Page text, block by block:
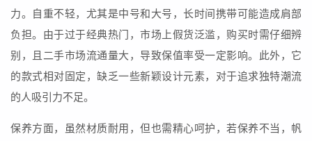
力。自重不轻，尤其是中号和大号，长时间携带可能造成肩部
负担。由于过于经典热门，市场上假货泛滥，购买时需仔细辨
别，且二手市场流通量大，导致保值率受一定影响。此外，它
的款式相对固定，缺乏一些新颖设计元素，对于追求独特潮流
的人吸引力不足。
保养方面，虽然材质耐用，但也需精心呵护，若保养不当，帆